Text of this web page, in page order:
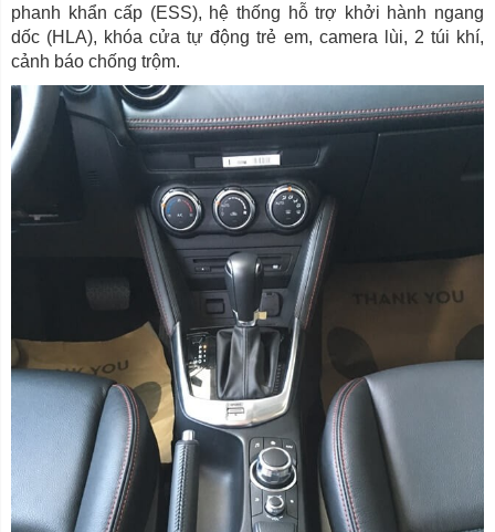
phanh khẩn cấp (ESS), hệ thống hỗ trợ khởi hành ngang
dốc (HLA), khóa cửa tự động trẻ em, camera lùi, 2 túi khí,
cảnh báo chống trộm.